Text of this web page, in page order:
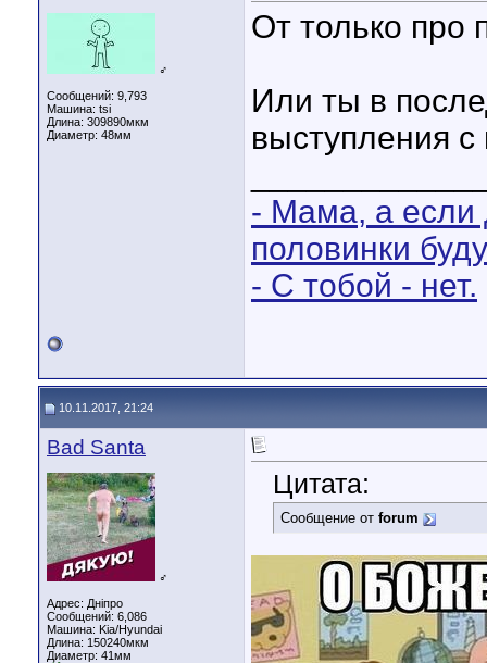
♂
Сообщений: 9,793
Машина: tsi
Длина: 309890мкм
Диаметр: 48мм
От только про
Или ты в
выступления
- Мама, а если
половинки
- С тобой - нет.
10.11.2017, 21:24
Bad Santa
♂
Адрес: Днiпро
Сообщений: 6,086
Машина: Kia/Hyundai
Длина: 150240мкм
Диаметр: 41мм
Цитата:
Сообщение от forum